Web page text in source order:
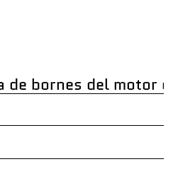
de bornes del motor